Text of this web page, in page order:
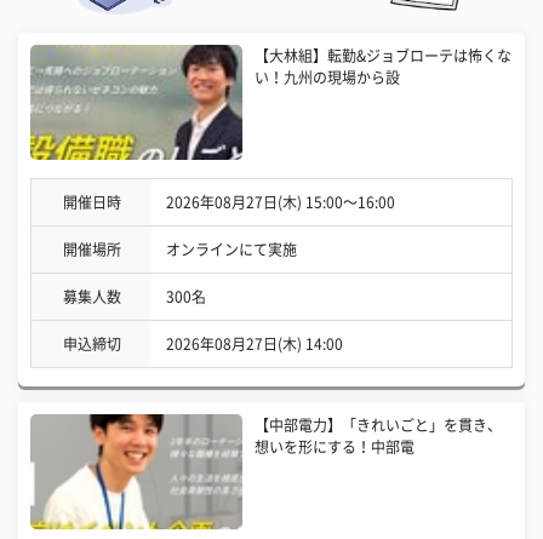
【大林組】転勤&ジョブローテは怖くな
い！九州の現場から設
開催日時 2026年08月27日(木) 15:00〜16:00
開催場所 オンラインにて実施
募集人数 300名
申込締切 2026年08月27日(木) 14:00
【中部電力】「きれいごと」を貫き、
想いを形にする！中部電